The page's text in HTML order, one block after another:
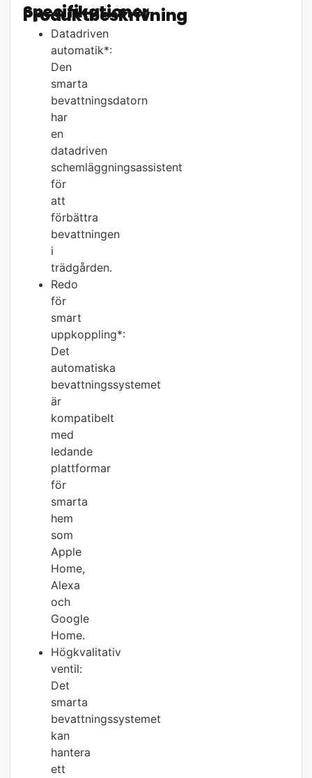
Produktbeskrivning
Datadriven
automatik*:
Den
smarta
bevattningsdatorn
har
en
datadriven
schemläggningsassistent
för
att
förbättra
bevattningen
i
trädgården.
Redo
för
smart
uppkoppling*:
Det
automatiska
bevattningssystemet
är
kompatibelt
med
ledande
plattformar
för
smarta
hem
som
Apple
Home,
Alexa
och
Google
Home.
Högkvalitativ
ventil:
Det
smarta
bevattningssystemet
kan
hantera
ett
Specifikationer